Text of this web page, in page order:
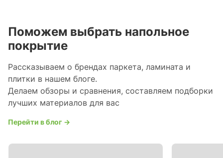
Поможем выбрать напольное
покрытие
Рассказываем о брендах паркета, ламината и
плитки в нашем блоге.
Делаем обзоры и сравнения, составляем подборки
лучших материалов для вас
Перейти в блог →